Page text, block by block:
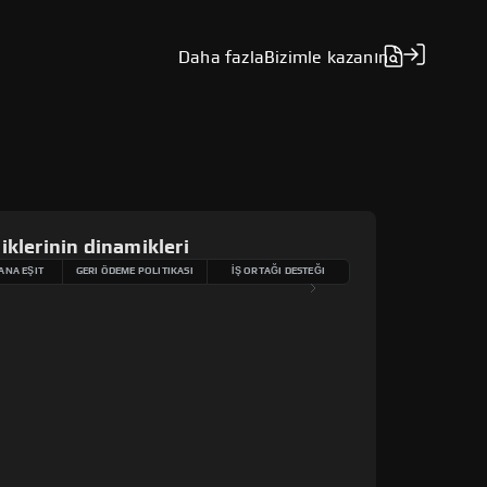
Daha fazla Bizimle kazanın
dinamikleri
EŞIT GERI ÖDEME POLITIKASI İŞ ORTAĞI DESTEĞI